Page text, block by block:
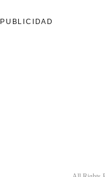
PUBLICIDAD